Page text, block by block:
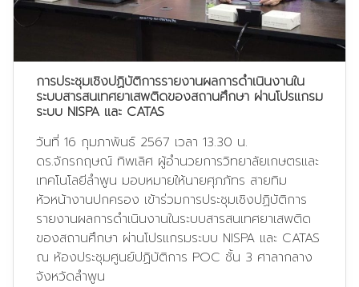
การประชุมเชิงปฏิบัติการรายงานผลการดำเนินงานใน
ระบบสารสนเทศยาเสพติดของสถานศึกษา ผ่านโปรแกรม
ระบบ NISPA และ CATAS
วันที่ 16 กุมภาพันธ์ 2567 เวลา 13.30 น.
ดร.จักรกฤษณ์ ทิพเลิศ ผู้อำนวยการวิทยาลัยเกษตรและ
เทคโนโลยีลำพูน มอบหมายให้นายศุภภัทร สายทิม
หัวหน้างานปกครอง เข้าร่วมการประชุมเชิงปฏิบัติการ
รายงานผลการดำเนินงานในระบบสารสนเทศยาเสพติด
ของสถานศึกษา ผ่านโปรแกรมระบบ NISPA และ CATAS
ณ ห้องประชุมศูนย์ปฏิบัติการ POC ชั้น 3 ศาลากลาง
จังหวัดลำพูน